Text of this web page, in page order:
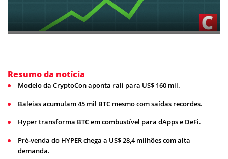
Resumo da notícia
Modelo da CryptoCon aponta rali para US$ 160 mil.
Baleias acumulam 45 mil BTC mesmo com saídas recordes.
Hyper transforma BTC em combustível para dApps e DeFi.
Pré-venda do HYPER chega a US$ 28,4 milhões com alta
demanda.